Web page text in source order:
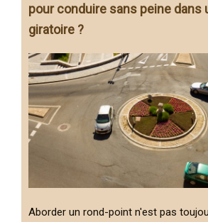
pour conduire sans peine dans
giratoire ?
Aborder un rond-point n'est pas